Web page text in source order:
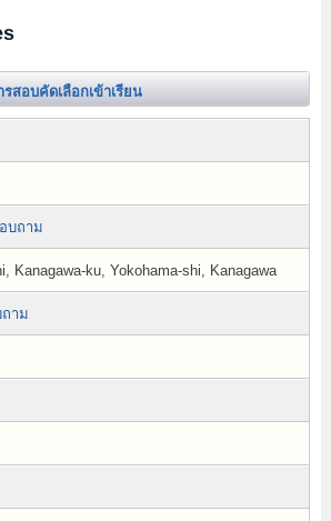
สอบคัดเลือกเข้าเรียน
บถาม
Kanagawa-ku, Yokohama-shi, Kanagawa
าม